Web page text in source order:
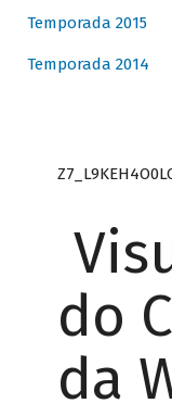
Temporada 2015
Temporada 2014
do
da